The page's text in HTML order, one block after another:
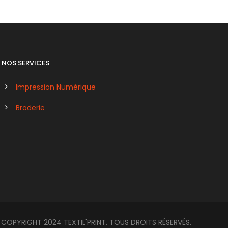
NOS SERVICES
Impression Numérique
Broderie
COPYRIGHT 2024 TEXTIL'PRINT. TOUS DROITS RÉSERVÉS.